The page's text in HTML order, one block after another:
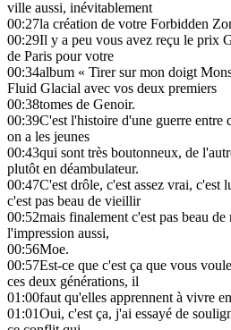
ville aussi, inévitablement
00:27la création de votre Forbidden
00:29Il y a peu vous avez reçu le prix
de Paris pour votre
00:34album « Tirer sur mon doigt
Fluid Glacial avec vos deux premiers
00:38tomes de Genoir.
00:39C'est l'histoire d'une guerre entre
on a les jeunes
00:43qui sont très boutonneux, de
plutôt en déambulateur.
00:47C'est drôle, c'est assez vrai, c'est
c'est pas beau de vieillir
00:52mais finalement c'est pas beau
l'impression aussi,
00:56Moe.
00:57Est-ce que c'est ça que vous
ces deux générations, il
01:00faut qu'elles apprennent à vivre
01:01Oui, c'est ça, j'ai essayé de